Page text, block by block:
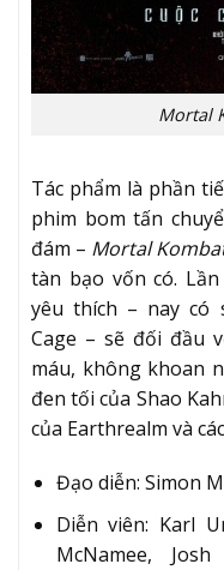
Mortal
Tác phẩm là phần
phim bom tấn
đám – Mortal
tàn bạo vốn có.
yêu thích – nay có
Cage – sẽ đối đầu
máu, không khoan
đen tối của Shao
của Earthrealm và
Đạo diễn: Simon
Diễn viên: Karl
McNamee,